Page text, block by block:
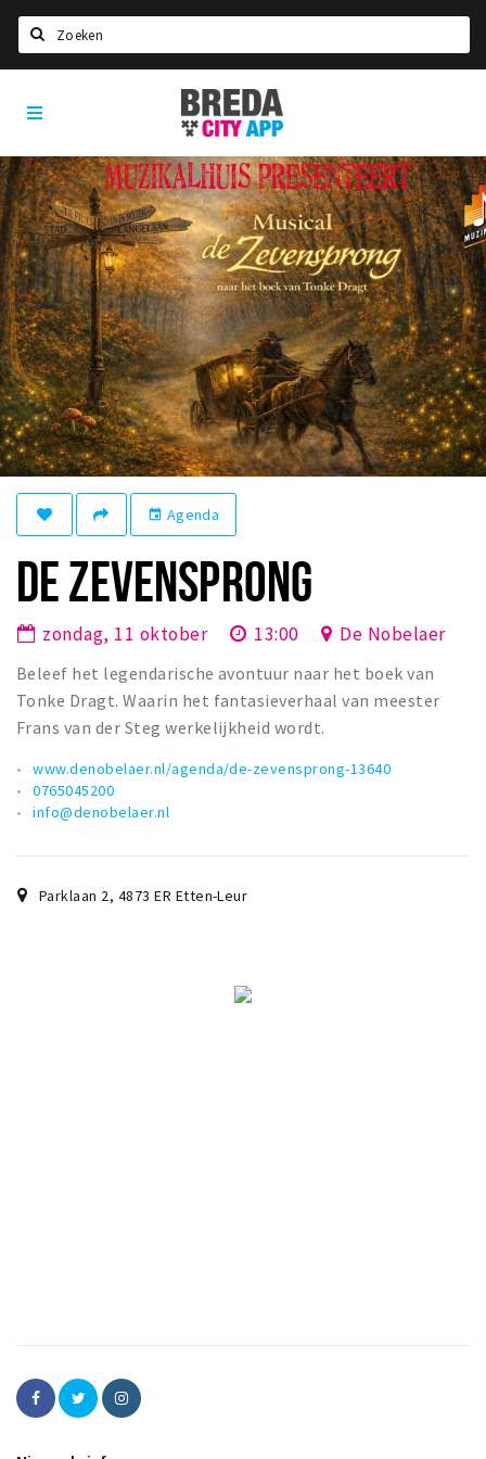
Home
Agenda
Deals
Party pics
Nieuws, interviews & blogs
Eten
Drinken
Slapen
Recreatief
Winkels
Winkelgebieden
Bezienswaardigheden
Musea, theaters & podia
Uitjes & activiteiten
Toeristische routes
Baroniepoorten
Sport
Breda
City
App
event Agenda
DE ZEVENSPRONG
zondag, 11 oktober 13:00 De Nobelaer
Beleef het legendarische avontuur naar het boek van
Tonke Dragt. Waarin het fantasieverhaal van meester
Frans van der Steg werkelijkheid wordt.
www.denobelaer.nl/agenda/de-zevensprong-13640
0765045200
info@denobelaer.nl
Parklaan 2, 4873 ER Etten-Leur